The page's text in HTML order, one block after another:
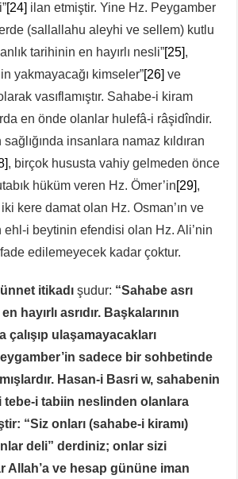
[24] ilan etmiştir. Yine Hz. Peygamber
(sallallahu aleyhi ve sellem) kutlu
tarihinin en hayırlı nesli”[25],
yakmayacağı kimseler”[26] ve
vasıflamıştır. Sahabe-i kiram
en önde olanlar hulefâ-i râşidîndir.
insanlara namaz kıldıran
, birçok hususta vahiy gelmeden önce
hüküm veren Hz. Ömer’in[29],
kere damat olan Hz. Osman’ın ve
ehl-i beytinin efendisi olan Hz. Ali’nin
edilemeyecek kadar çoktur.
itikadı şudur: “Sahabe asrı
hayırlı asrıdır. Başkalarının
ulaşamayacakları
sadece bir sohbetinde
Hasan-i Basri w, sahabenin
i tabiin neslinden olanlara
“Siz onları (sahabe-i kiramı)
deli” derdiniz; onlar sizi
Allah’a ve hesap gününe iman